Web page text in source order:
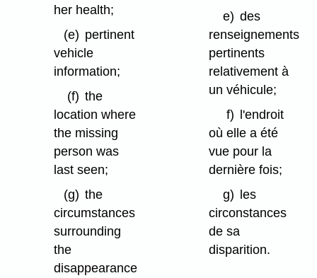
her health;
(e) pertinent
vehicle
information;
(f) the
location where
the missing
person was
last seen;
(g) the
circumstances
surrounding
the
disappearance
e) des
renseignements
pertinents
relativement à
un véhicule;
f)
l'endroit
où elle a été
vue pour la
dernière fois;
g) les
circonstances
de sa
disparition.